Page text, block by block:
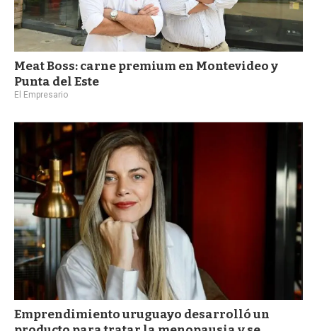
Meat Boss: carne premium en Montevideo y
Punta del Este
El Empresario
Emprendimiento uruguayo desarrolló un